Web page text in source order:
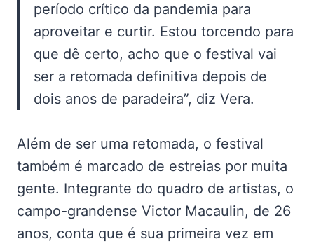
período crítico da pandemia para
aproveitar e curtir. Estou torcendo para
que dê certo, acho que o festival vai
ser a retomada definitiva depois de
dois anos de paradeira”, diz Vera.
Além de ser uma retomada, o festival
também é marcado de estreias por muita
gente. Integrante do quadro de artistas, o
campo-grandense Victor Macaulin, de 26
anos, conta que é sua primeira vez em